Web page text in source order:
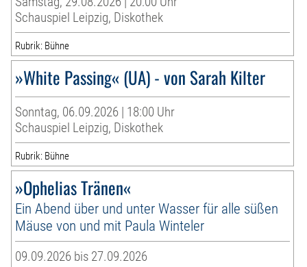
Schauspiel Leipzig, Diskothek
Rubrik: Bühne
»White Passing« (UA) - von Sarah Kilter
Sonntag, 06.09.2026 | 18:00 Uhr
Schauspiel Leipzig, Diskothek
Rubrik: Bühne
»Ophelias Tränen«
Ein Abend über und unter Wasser für alle süßen
Mäuse von und mit Paula Winteler
09.09.2026 bis 27.09.2026